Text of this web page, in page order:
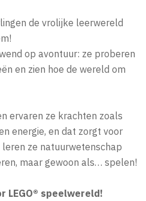
de vrolijke leerwereld
op avontuur: ze proberen
en zien hoe de wereld om
ervaren ze krachten zoals
energie, en dat zorgt voor
ze natuurwetenschap
maar gewoon als… spelen!
LEGO® speelwereld!